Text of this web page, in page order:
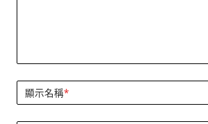
顯示名稱*